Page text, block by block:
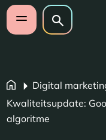
Navigatie overslaan
Open mobiel menu
Zoeken op
Zoeken
Digital
Kwaliteitsupdate:
algoritme